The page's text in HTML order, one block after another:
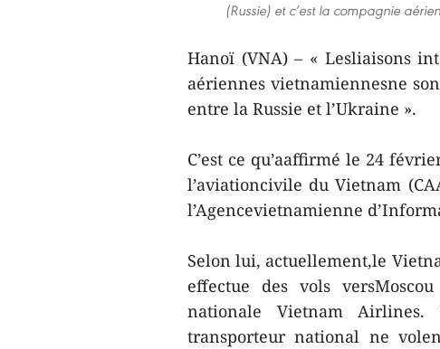
(Russie) et c’est la compagnie
Hanoï (VNA) – « Lesliaisons
aériennes vietnamiennesne
entre la Russie et l’Ukraine ».
C’est ce qu’aaffirmé le 24
l’aviationcivile du Vietnam
l’Agencevietnamienne
Selon lui, actuellement,le
effectue des vols
nationale Vietnam Airlines.
transporteur national ne